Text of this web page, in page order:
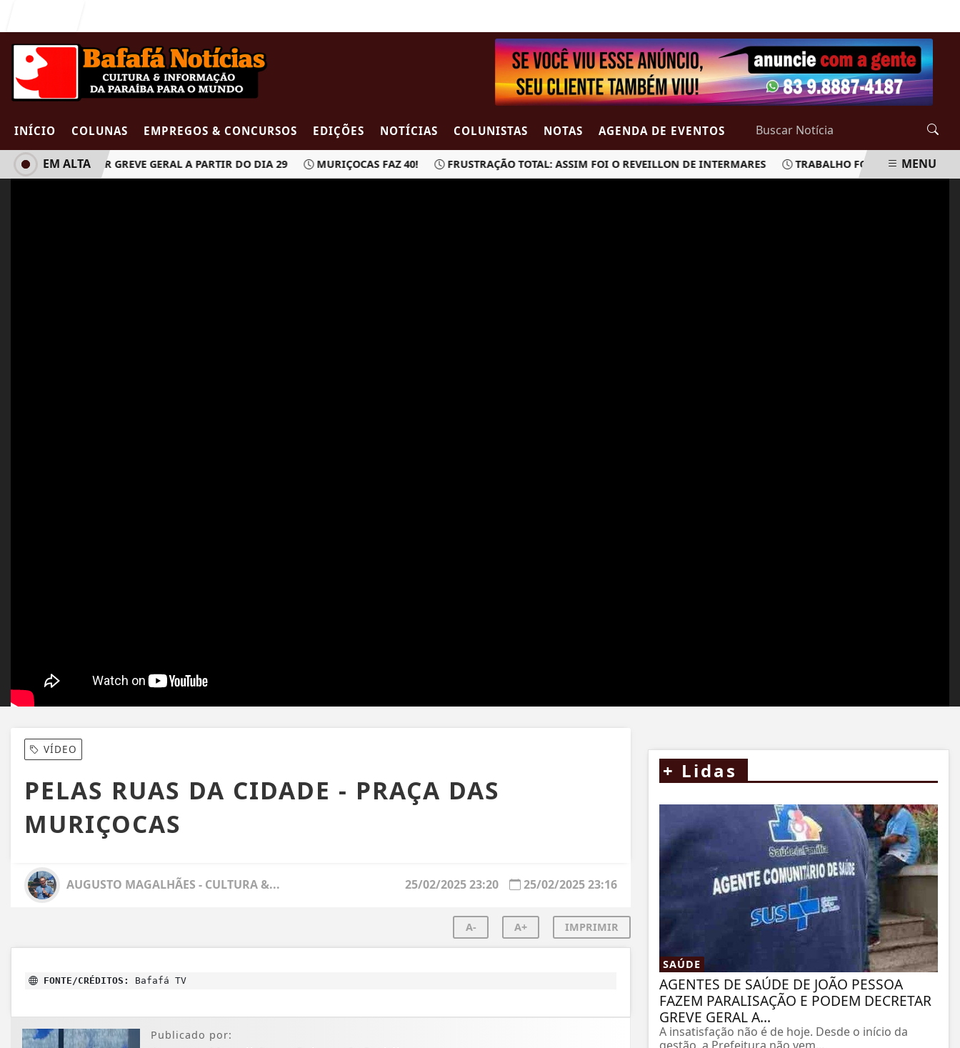
INÍCIO COLUNAS EMPREGOS & CONCURSOS EDIÇÕES NOTÍCIAS COLUNISTAS NOTAS AGENDA DE EVENTOS
DECRETAR GREVE GERAL A PARTIR DO DIA 29 MURIÇOCAS FAZ 40! FRUSTRAÇÃO TOTAL: ASSIM FOI O REVEILLON DE INTERMARES TRABALHO FOTOGRÁFICO DE
EM ALTA MENU
VÍDEO
PELAS RUAS DA CIDADE - PRAÇA DAS
MURIÇOCAS
AUGUSTO MAGALHÃES - CULTURA &... 25/02/2025 23:16
25/02/2025 23:20
A- A+ IMPRIMIR
FONTE/CRÉDITOS: Bafafá TV
Publicado por:
+ Lidas
SAÚDE
AGENTES DE SAÚDE DE JOÃO PESSOA
FAZEM PARALISAÇÃO E PODEM DECRETAR
GREVE GERAL A...
A insatisfação não é de hoje. Desde o início da